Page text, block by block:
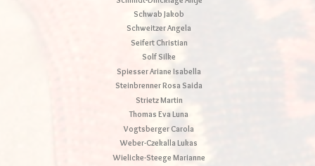
Schwab Jakob
Schweitzer Angela
Seifert Christian
Solf Silke
Spiesser Ariane Isabella
Steinbrenner Rosa Saida
Strietz Martin
Thomas Eva Luna
Vogtsberger Carola
Weber-Czekalla Lukas
Wielicke-Steege Marianne